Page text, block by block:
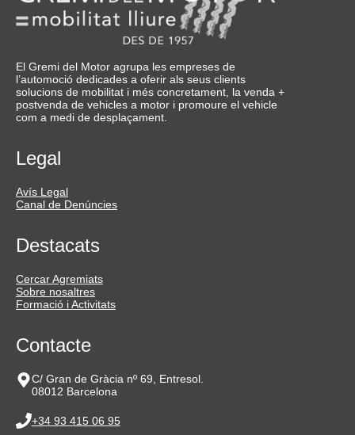
El Gremi del Motor agrupa les empreses de
l’automoció dedicades a oferir als seus clients
solucions de mobilitat i més concretament, la venda +
postvenda de vehicles a motor i promoure el vehicle
com a medi de desplaçament.
Legal
Avís Legal
Canal de Denúncies
Destacats
Cercar Agremiats
Sobre nosaltres
Formació i Activitats
Contacte
C/ Gran de Gràcia nº 69, Entresol.
08012 Barcelona
+34 93 415 06 95